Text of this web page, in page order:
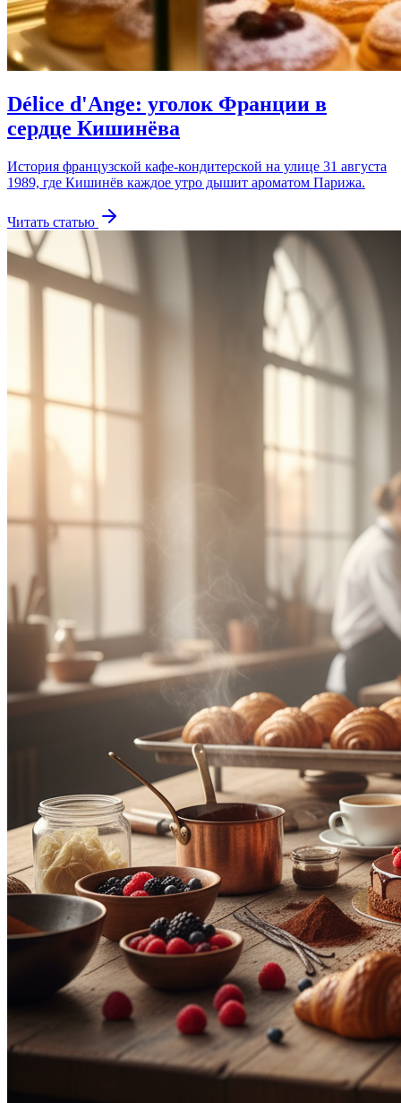
Délice d'Ange: уголок Франции в
сердце Кишинёва
История французской кафе-кондитерской на улице 31 августа
1989, где Кишинёв каждое утро дышит ароматом Парижа.
Читать статью